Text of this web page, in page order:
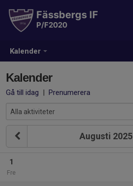
Kalender
Fässbergs IF
P/F2020
Kalender
Gå till idag | Prenumerera
Augusti 2025
1
Fre